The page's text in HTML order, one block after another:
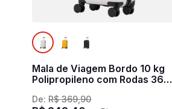
Mala de Viagem Bordo 10 kg
Polipropileno com Rodas 360°
De:R$ 369,90